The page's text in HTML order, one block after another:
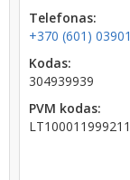
Telefonas:
+370 (601) 03901
Kodas:
304939939
PVM kodas:
LT100011999211